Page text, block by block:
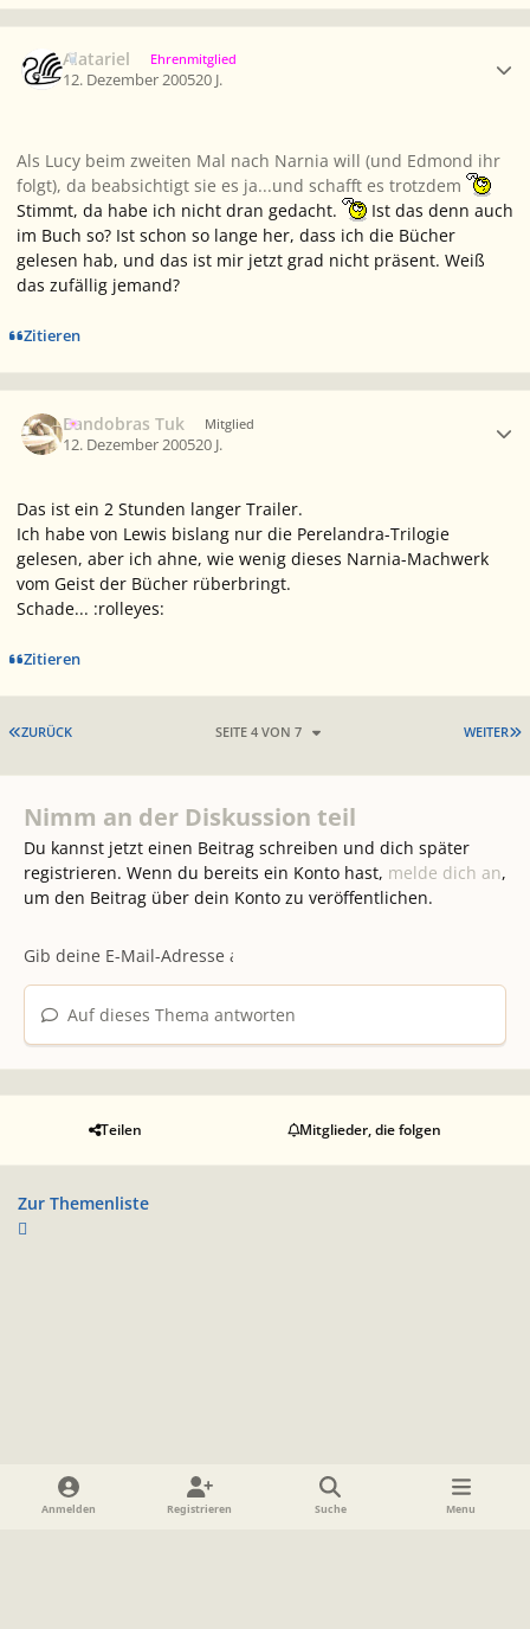
Alatariel Ehrenmitglied
12. Dezember 200520 J.
Als Lucy beim zweiten Mal nach Narnia will (und Edmond ihr
folgt), da beabsichtigt sie es ja...und schafft es trotzdem
Stimmt, da habe ich nicht dran gedacht.
Ist das denn auch
im Buch so? Ist schon so lange her, dass ich die Bücher
gelesen hab, und das ist mir jetzt grad nicht präsent. Weiß
das zufällig jemand?
Zitieren
Bandobras Tuk Mitglied
12. Dezember 200520 J.
Das ist ein 2 Stunden langer Trailer.
Ich habe von Lewis bislang nur die Perelandra-Trilogie
gelesen, aber ich ahne, wie wenig dieses Narnia-Machwerk
vom Geist der Bücher rüberbringt.
Schade... :rolleyes:
Zitieren
ERSTE SEITE
ZURÜCK WEITER
SEITE 4 VON 7
Nimm an der Diskussion teil
Du kannst jetzt einen Beitrag schreiben und dich später
registrieren. Wenn du bereits ein Konto hast, melde dich an,
um den Beitrag über dein Konto zu veröffentlichen.
Auf dieses Thema antworten
Teilen Mitglieder, die folgen
Zur Themenliste
Heller Modus
Dunkler ModusSystemeinstellung
Anmelden Registrieren Suche Menu